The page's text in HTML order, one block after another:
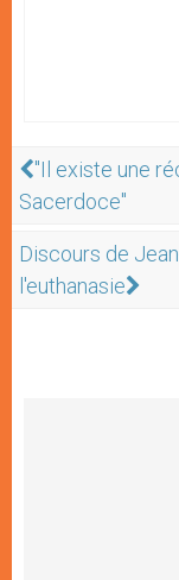
"Il existe une
Sacerdoce"
Discours de
l'euthanasie